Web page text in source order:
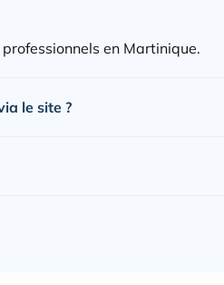
en Martinique.
le site ?